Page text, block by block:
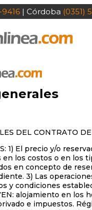
9416 | Córdoba (0351)
DEL CONTRATO
1) El precio y/o
los costos o en los
en concepto de
3) Las
y condiciones
alojamiento en
e impuestos.